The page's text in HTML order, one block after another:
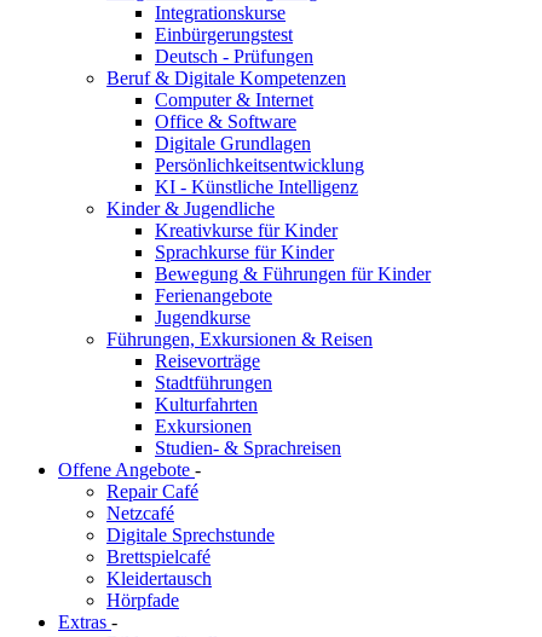
Integrationskurse
Einbürgerungstest
Deutsch - Prüfungen
Beruf & Digitale Kompetenzen
Computer & Internet
Office & Software
Digitale Grundlagen
Persönlichkeitsentwicklung
KI - Künstliche Intelligenz
Kinder & Jugendliche
Kreativkurse für Kinder
Sprachkurse für Kinder
Bewegung & Führungen für Kinder
Ferienangebote
Jugendkurse
Führungen, Exkursionen & Reisen
Reisevorträge
Stadtführungen
Kulturfahrten
Exkursionen
Studien- & Sprachreisen
Offene Angebote -
Repair Café
Netzcafé
Digitale Sprechstunde
Brettspielcafé
Kleidertausch
Hörpfade
Extras -